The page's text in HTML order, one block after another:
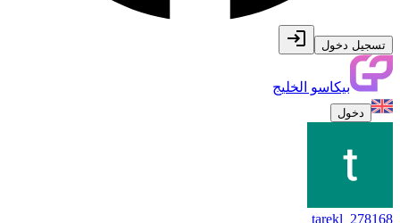
تسجيل دخول
بيكاسو الخليج
دخول
tarekl_278168